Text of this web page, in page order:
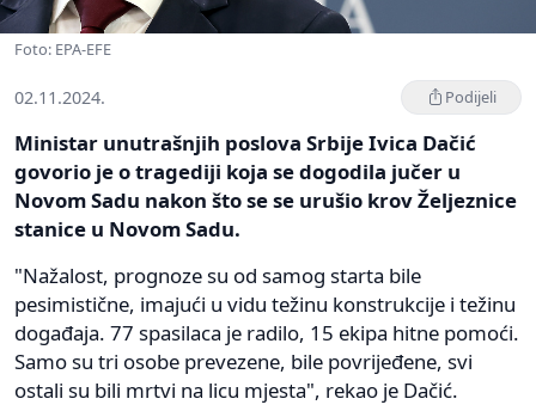
Foto: EPA-EFE
02.11.2024. Podijeli
Ministar unutrašnjih poslova Srbije Ivica Dačić
govorio je o tragediji koja se dogodila jučer u
Novom Sadu nakon što se se urušio krov Željeznice
stanice u Novom Sadu.
"Nažalost, prognoze su od samog starta bile
pesimistične, imajući u vidu težinu konstrukcije i težinu
događaja. 77 spasilaca je radilo, 15 ekipa hitne pomoći.
Samo su tri osobe prevezene, bile povrijeđene, svi
ostali su bili mrtvi na licu mjesta", rekao je Dačić.